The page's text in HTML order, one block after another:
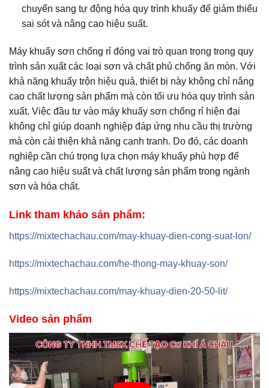
chuyển sang tự động hóa quy trình khuấy để giảm thiểu
sai sót và nâng cao hiệu suất.
Máy khuấy sơn chống rỉ đóng vai trò quan trọng trong quy
trình sản xuất các loại sơn và chất phủ chống ăn mòn. Với
khả năng khuấy trộn hiệu quả, thiết bị này không chỉ nâng
cao chất lượng sản phẩm mà còn tối ưu hóa quy trình sản
xuất. Việc đầu tư vào máy khuấy sơn chống rỉ hiện đại
không chỉ giúp doanh nghiệp đáp ứng nhu cầu thị trường
mà còn cải thiện khả năng cạnh tranh. Do đó, các doanh
nghiệp cần chú trọng lựa chọn máy khuấy phù hợp để
nâng cao hiệu suất và chất lượng sản phẩm trong ngành
sơn và hóa chất.
Link tham khảo sản phẩm:
https://mixtechachau.com/may-khuay-dien-cong-suat-lon/
https://mixtechachau.com/he-thong-may-khuay-son/
https://mixtechachau.com/may-khuay-dien-20-50-lit/
Video sản phẩm